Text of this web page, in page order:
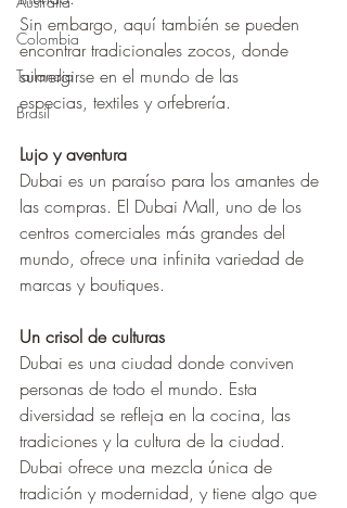
Colombia
Tailandia
Brasil
Sin embargo, aquí también se pueden
encontrar tradicionales zocos, donde
sumergirse en el mundo de las
especias, textiles y orfebrería.
Lujo y aventura
Dubai es un paraíso para los amantes de
las compras. El Dubai Mall, uno de los
centros comerciales más grandes del
mundo, ofrece una infinita variedad de
marcas y boutiques.
Un crisol de culturas
Dubai es una ciudad donde conviven
personas de todo el mundo. Esta
diversidad se refleja en la cocina, las
tradiciones y la cultura de la ciudad.
Dubai ofrece una mezcla única de
tradición y modernidad, y tiene algo que